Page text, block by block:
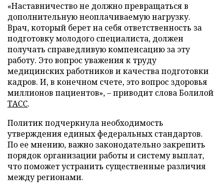
«Наставничество не должно превращаться в
дополнительную неоплачиваемую нагрузку.
Врач, который берет на себя ответственность за
подготовку молодого специалиста, должен
получать справедливую компенсацию за эту
работу. Это вопрос уважения к труду
медицинских работников и качества подготовки
кадров. И, в конечном счете, это вопрос здоровья
миллионов пациентов», – приводит слова Болилой
ТАСС.
Политик подчеркнула необходимость
утверждения единых федеральных стандартов.
По ее мнению, важно законодательно закрепить
порядок организации работы и систему выплат,
что поможет устранить существенные различия
между регионами.